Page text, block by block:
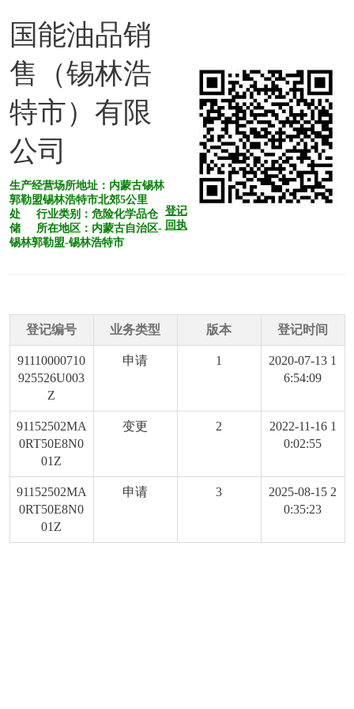
国能油品销
售（锡林浩
特市）有限
公司
生产经营场所地址：内蒙古锡林
郭勒盟锡林浩特市北郊5公里
处 行业类别：危险化学品仓
储 所在地区：内蒙古自治区-
锡林郭勒盟-锡林浩特市
登记
回执
登记编号 业务类型 版本 登记时间
91110000710
925526U003
Z
申请 1
2020-07-13 1
6:54:09
91152502MA
0RT50E8N0
01Z
变更 2
2022-11-16 1
0:02:55
91152502MA
0RT50E8N0
01Z
申请 3
2025-08-15 2
0:35:23